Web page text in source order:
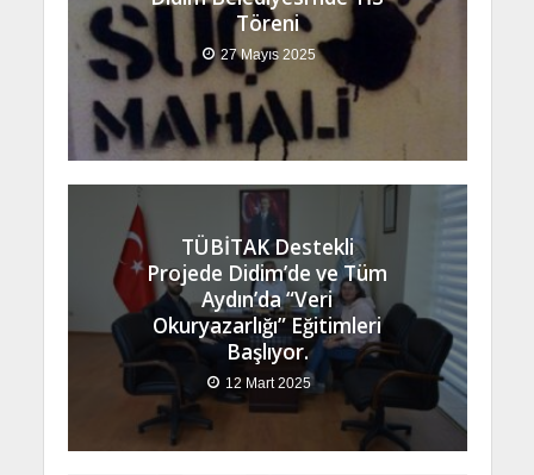
Töreni
27 Mayıs 2025
TÜBİTAK Destekli
Projede Didim’de ve Tüm
Aydın’da “Veri
Okuryazarlığı” Eğitimleri
Başlıyor.
12 Mart 2025